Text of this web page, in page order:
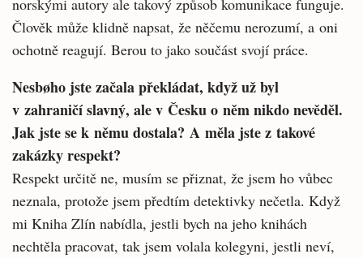
norskými autory ale takový způsob komunikace funguje.
Člověk může klidně napsat, že něčemu nerozumí, a oni
ochotně reagují. Berou to jako součást svojí práce.
Nesbøho jste začala překládat, když už byl
v zahraničí slavný, ale v Česku o něm nikdo nevěděl.
Jak jste se k němu dostala? A měla jste z takové
zakázky respekt?
Respekt určitě ne, musím se přiznat, že jsem ho vůbec
neznala, protože jsem předtím detektivky nečetla. Když
mi Kniha Zlín nabídla, jestli bych na jeho knihách
nechtěla pracovat, tak jsem volala kolegyni, jestli neví,